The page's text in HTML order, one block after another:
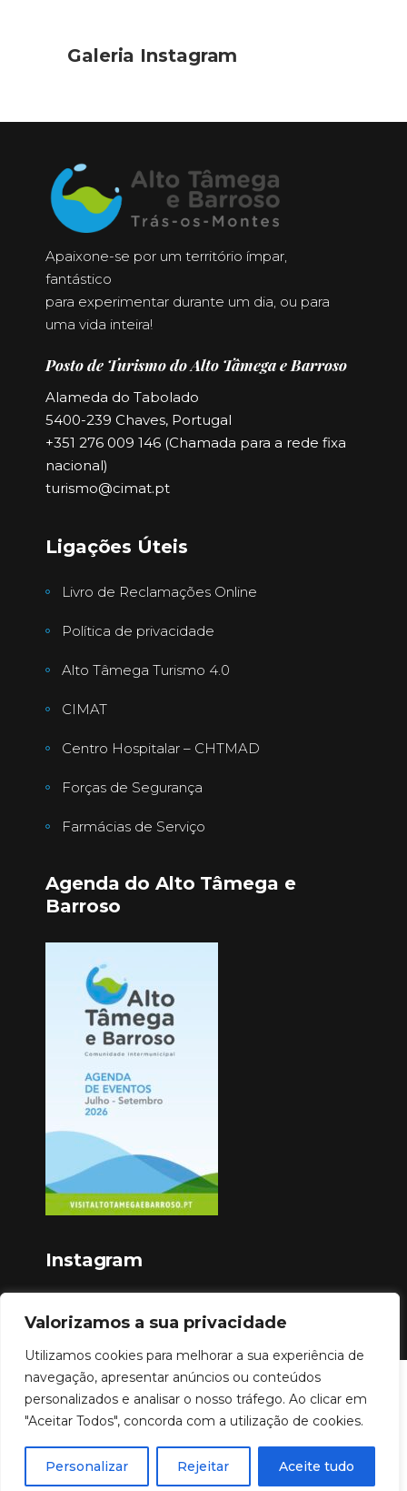
Valorizamos a sua privacidade
Utilizamos cookies para melhorar a sua experiência de
navegação, apresentar anúncios ou conteúdos
personalizados e analisar o nosso tráfego. Ao clicar em
"Aceitar Todos", concorda com a utilização de cookies.
Personalizar Rejeitar Aceite tudo
Galeria Instagram
Apaixone-se por um território ímpar,
fantástico
para experimentar durante um dia, ou para
uma vida inteira!
Posto de Turismo do Alto Tâmega e Barroso
Alameda do Tabolado
5400-239 Chaves, Portugal
+351 276 009 146 (Chamada para a rede fixa
nacional)
turismo@cimat.pt
Ligações Úteis
Livro de Reclamações Online
Política de privacidade
Alto Tâmega Turismo 4.0
CIMAT
Centro Hospitalar – CHTMAD
Forças de Segurança
Farmácias de Serviço
Agenda do Alto Tâmega e
Barroso
Instagram
Copyright © 2023